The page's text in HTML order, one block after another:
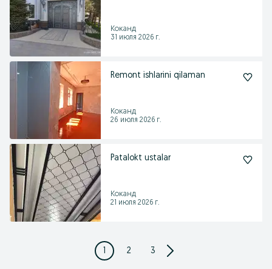
Коканд
31 июля 2026 г.
Remont ishlarini qilaman
Коканд
26 июля 2026 г.
Patalokt ustalar
Коканд
21 июля 2026 г.
1 2 3